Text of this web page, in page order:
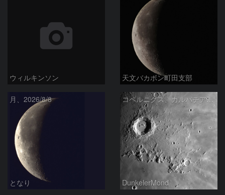
ウィルキンソン 天文バカボン町田支部
月、2026/8/8
となり
コペルニクス、カルパチア山脈付近
DunkelerMond